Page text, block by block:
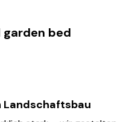
bed
Landschaftsbau